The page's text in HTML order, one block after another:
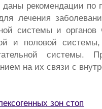
даны рекомендации
лечения
системы и органов
и половой
системы.
на их связи с
зон стоп